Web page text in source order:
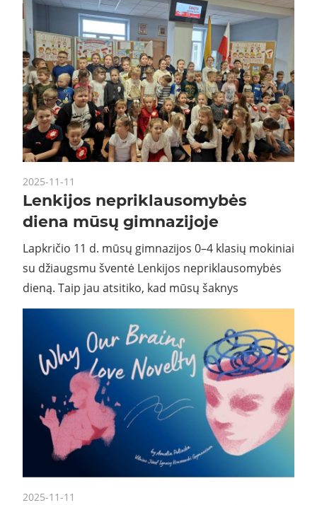
2025-11-11
Lenkijos nepriklausomybės
diena mūsų gimnazijoje
Lapkričio 11 d. mūsų gimnazijos 0–4 klasių mokiniai
su džiaugsmu šventė Lenkijos nepriklausomybės
dieną. Taip jau atsitiko, kad mūsų šaknys
2025-11-11